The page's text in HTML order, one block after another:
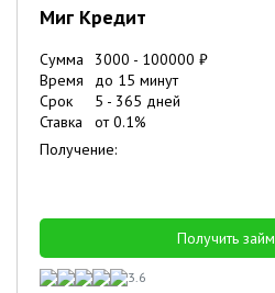
Миг Кредит
Сумма 3000 - 100000 ₽
Время
до 15 минут
Срок
5 - 365 дней
Ставка
от0.1%
Получение:
Получить займ
3.6